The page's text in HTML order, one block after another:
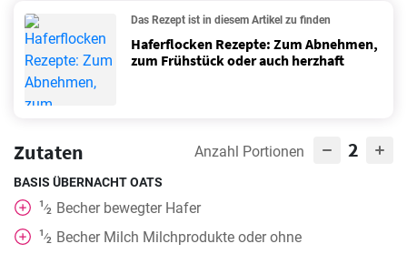
Das Rezept ist in diesem Artikel zu finden
Haferflocken Rezepte: Zum Abnehmen,
zum Frühstück oder auch herzhaft
Zutaten Anzahl Portionen 2
BASIS ÜBERNACHT OATS
1⁄2 Becher bewegter Hafer
1⁄2 Becher Milch Milchprodukte oder ohne